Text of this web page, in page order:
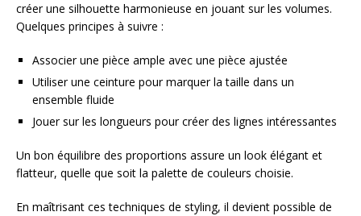
créer une silhouette harmonieuse en jouant sur les volumes.
Quelques principes à suivre :
Associer une pièce ample avec une pièce ajustée
Utiliser une ceinture pour marquer la taille dans un
ensemble fluide
Jouer sur les longueurs pour créer des lignes intéressantes
Un bon équilibre des proportions assure un look élégant et
flatteur, quelle que soit la palette de couleurs choisie.
En maîtrisant ces techniques de styling, il devient possible de